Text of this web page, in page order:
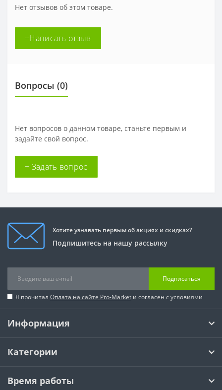
Нет отзывов об этом товаре.
+Написать отзыв
Вопросы (0)
Нет вопросов о данном товаре, станьте первым и
задайте свой вопрос.
+ Задать вопрос
Хотите узнавать первым об акциях и скидках?
Подпишитесь на нашу рассылку
Подписаться
Я прочитал Оплата на сайте Pro-Market и согласен с условиями
Информация
Категории
Время работы